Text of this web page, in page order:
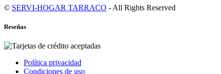
© SERVI-HOGAR TARRACO - All Rights Reserved
Reseñas
Política privacidad
Condiciones de uso